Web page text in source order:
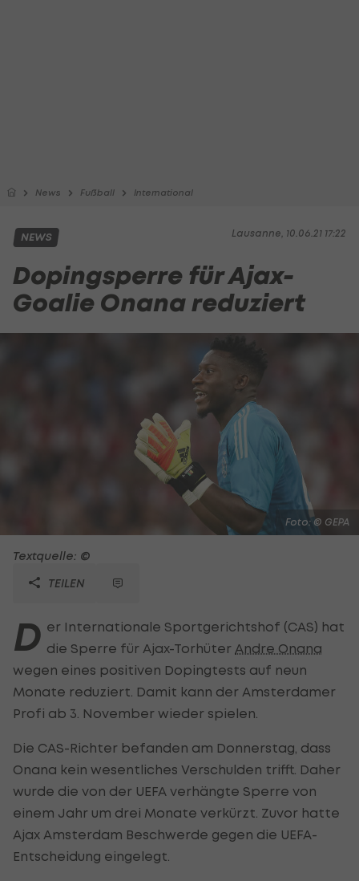
News Fußball International
Lausanne, 10.06.21 17:22
NEWS
Dopingsperre für Ajax-
Goalie Onana reduziert
Foto: © GEPA
Textquelle: ©
TEILEN
D er Internationale Sportgerichtshof (CAS) hat
die Sperre für Ajax-Torhüter Andre Onana
wegen eines positiven Dopingtests auf neun
Monate reduziert. Damit kann der Amsterdamer
Profi ab 3. November wieder spielen.
Die CAS-Richter befanden am Donnerstag, dass
Onana kein wesentliches Verschulden trifft. Daher
wurde die von der UEFA verhängte Sperre von
einem Jahr um drei Monate verkürzt. Zuvor hatte
Ajax Amsterdam Beschwerde gegen die UEFA-
Entscheidung eingelegt.